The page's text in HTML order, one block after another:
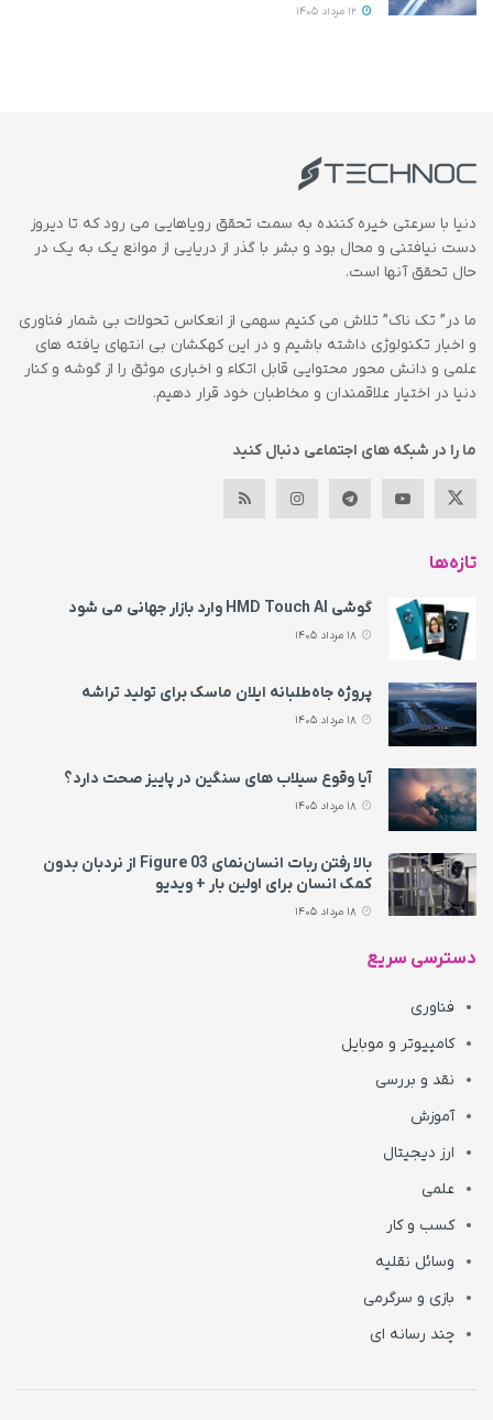
دنیا با سرعتی خیره کننده به سمت تحقق رویاهایی می رود که تا دیروز
دست نیافتنی و محال بود و بشر با گذر از دریایی از موانع یک به یک در
حال تحقق آنها است.
ما در” تک ناک” تلاش می کنیم سهمی از انعکاس تحولات بی شمار فناوری
و اخبار تکنولوژی داشته باشیم و در این کهکشان بی انتهای یافته های
علمی و دانش محور محتوایی قابل اتکاء و اخباری موثق را از گوشه و کنار
دنیا در اختیار علاقمندان و مخاطبان خود قرار دهیم.
ما را در شبکه های اجتماعی دنبال کنید
تازه‌ها
گوشی HMD Touch AI وارد بازار جهانی می‌ شود
پروژه جاه‌طلبانه ایلان ماسک برای تولید تراشه
آیا وقوع سیلاب های سنگین در پاییز صحت دارد؟
بالا رفتن ربات انسان‌نمای Figure 03 از نردبان بدون
کمک انسان برای اولین بار + ویدیو
دسترسی سریع
فناوری
کامپیوتر و موبایل
نقد و بررسی
آموزش
ارز دیجیتال
علمی
کسب و کار
وسائل نقلیه
بازی و سرگرمی
چند رسانه ای